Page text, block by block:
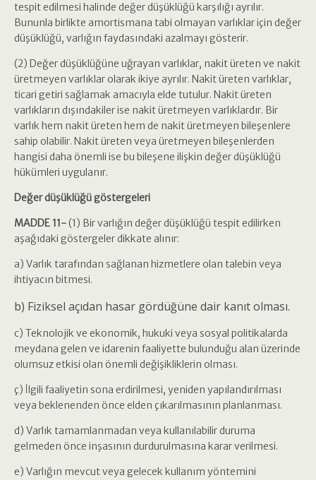
tespit edilmesi halinde değer düşüklüğü karşılığı ayrılır.
Bununla birlikte amortismana tabi olmayan varlıklar için değer
düşüklüğü, varlığın faydasındaki azalmayı gösterir.
(2) Değer düşüklüğüne uğrayan varlıklar, nakit üreten ve nakit
üretmeyen varlıklar olarak ikiye ayrılır. Nakit üreten varlıklar,
ticari getiri sağlamak amacıyla elde tutulur. Nakit üreten
varlıkların dışındakiler ise nakit üretmeyen varlıklardır. Bir
varlık hem nakit üreten hem de nakit üretmeyen bileşenlere
sahip olabilir. Nakit üreten veya üretmeyen bileşenlerden
hangisi daha önemli ise bu bileşene ilişkin değer düşüklüğü
hükümleri uygulanır.
Değer düşüklüğü göstergeleri
MADDE 11-(1) Bir varlığın değer düşüklüğü tespit edilirken
aşağıdaki göstergeler dikkate alınır:
a) Varlık tarafından sağlanan hizmetlere olan talebin veya
ihtiyacın bitmesi.
b) Fiziksel açıdan hasar gördüğüne dair kanıt olması.
c) Teknolojik ve ekonomik, hukuki veya sosyal politikalarda
meydana gelen ve idarenin faaliyette bulunduğu alan üzerinde
olumsuz etkisi olan önemli değişikliklerin olması.
ç) İlgili faaliyetin sona erdirilmesi, yeniden yapılandırılması
veya beklenenden önce elden çıkarılmasının planlanması.
d) Varlık tamamlanmadan veya kullanılabilir duruma
gelmeden önce inşasının durdurulmasına karar verilmesi.
e) Varlığın mevcut veya gelecek kullanım yöntemini